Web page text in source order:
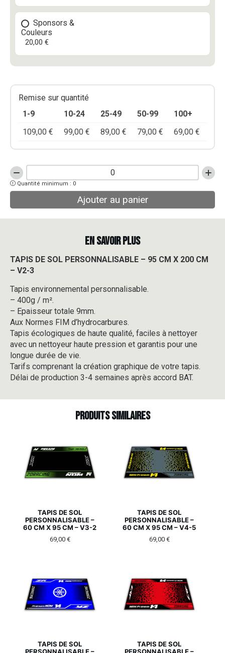
Sponsors &
Couleurs
20,00 €
Remise sur quantité
1-9
10-24 25-49 50-99
100+
109,00 € 99,00 € 89,00 € 79,00 € 69,00 €
quantité
de
TAPIS
DE
X
200
-
V2-
3
Quantité minimum : 0
Ajouter au panier
EN SAVOIR PLUS
TAPIS DE SOL PERSONNALISABLE – 95 CM X 200 CM
– V2-3
Tapis environnemental personnalisable.
– 400g / m².
– Epaisseur totale 9mm.
Aux Normes FIM d’hydrocarbures.
Tapis écologiques de haute qualité, faciles à nettoyer
avec un nettoyeur haute pression et garantis pour une
longue durée de vie.
Tarifs comprenant la création graphique de votre tapis.
Délai de production 3-4 semaines après accord BAT.
Produits similaires
TAPIS DE SOL
PERSONNALISABLE –
60 CM X 95 CM – V3-2
69,00 €
TAPIS DE SOL
PERSONNALISABLE –
60 CM X 95 CM – V4-5
69,00 €
TAPIS DE SOL
TAPIS DE SOL